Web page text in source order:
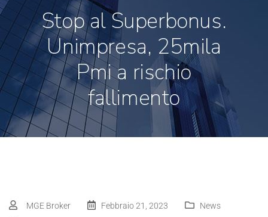
Stop al Superbonus.
Unimpresa, 25mila
Pmi a rischio
fallimento
MGE Broker Febbraio 21, 2023
News